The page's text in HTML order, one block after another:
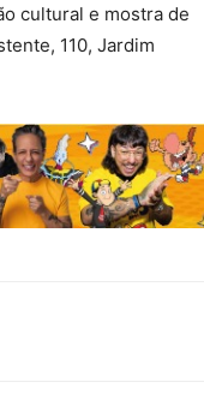
cultural e mostra de
110, Jardim